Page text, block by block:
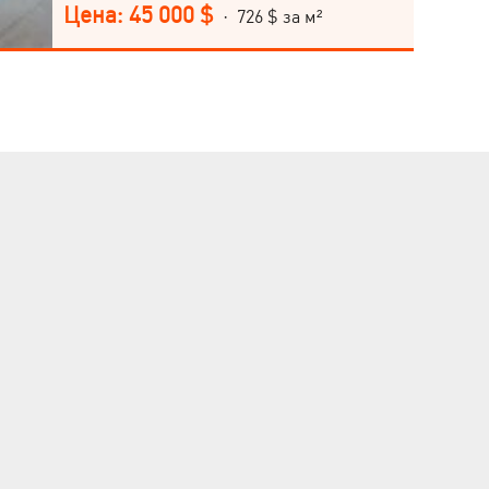
входная дверь. Звоните!
Цена: 45 000 $ · 726 $ за м²